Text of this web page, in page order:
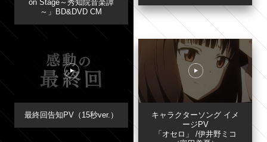
TOP MUSIC
MOVIE
on Stage～秀知院音楽譚
～」BD&DVD CM
最終回告知PV（15秒ver.）
キャラクターソング イメ
ージPV
「オセロ」 /伊井野ミコ